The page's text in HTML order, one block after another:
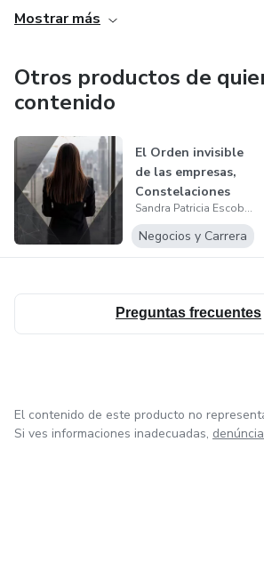
de proporcionar a las personas una
emergencia en momentos de crisis. Un
calma y serenidad en medio del caos,
encontrar soluciones rápidas y
propia las luchas de la repetición y,
personal y profesional, he desarrollado
transformado vidas. Estoy aquí para
hacia la libertad emocional y el bienestar.
Mostrar más
Otros productos de
contenido
El Orden invisible
de las empresas,
Constelaciones
Organizac...
Sandra Patricia Escobar coach
Negocios y Carrera
Preguntas frecuentes
El contenido de este producto no
Si ves informaciones inadecuadas,